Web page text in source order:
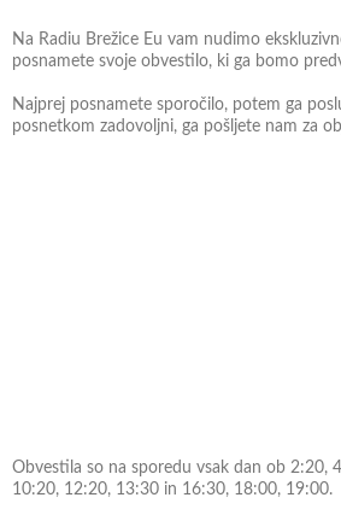
Na Radiu Brežice Eu vam nudimo
posnamete svoje obvestilo, ki ga bomo
Najprej posnamete sporočilo, potem ga
posnetkom zadovoljni, ga pošljete nam za
Obvestila so na sporedu vsak dan ob 2:20,
10:20, 12:20, 13:30 in 16:30, 18:00, 19:00.